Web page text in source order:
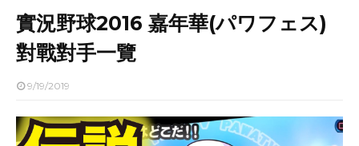
實況野球2016 嘉年華(パワフェス)
對戰對手一覽
9/19/2019